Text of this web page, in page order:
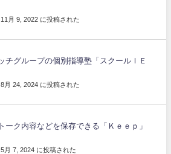
11月 9, 2022 に投稿された
チグループの個別指導塾「スクールＩＥ
8月 24, 2024 に投稿された
ーク内容などを保存できる「Ｋｅｅｐ」
5月 7, 2024 に投稿された